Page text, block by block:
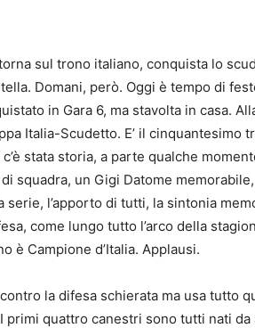
torna sul trono italiano, conquista lo
Domani, però. Oggi è tempo di
in Gara 6, ma stavolta in casa.
Italia-Scudetto. E’ il cinquantesimo
stata storia, a parte qualche
squadra, un Gigi Datome
serie, l’apporto di tutti, la sintonia
come lungo tutto l’arco della
è Campione d’Italia. Applausi.
contro la difesa schierata ma usa tutto
quattro canestri sono tutti nati